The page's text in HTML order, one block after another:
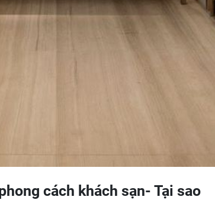
cách khách sạn- Tại sao